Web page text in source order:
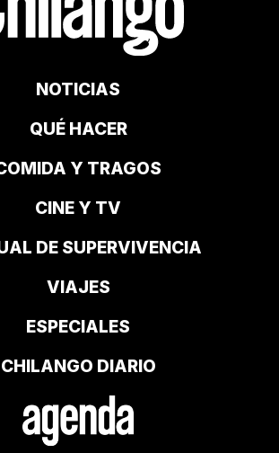
NOTICIAS
QUÉ HACER
Y TRAGOS
CINE Y TV
DE SUPERVIVENCIA
VIAJES
ESPECIALES
CHILANGO DIARIO